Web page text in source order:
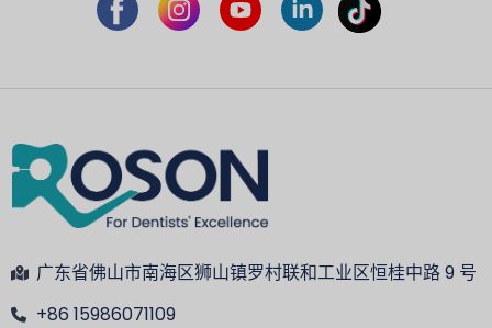
广东省佛山市南海区狮山镇罗村联和工业区恒桂中路 9 号
+86 15986071109